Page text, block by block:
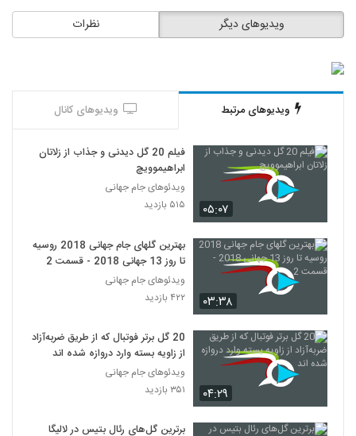
نظرات ویدیوهای دیگر
ویدیوهای مرتبط ویدیوهای کانال
۰۵:۰۷
فیلم 20 گل دیدنی و جذاب از زلاتان
ابراهیموویچ
ویدئوهای جام جهانی
۵۱۵ بازدید
۰۳:۳۸
بهترین گلهای جام جهانی 2018 روسیه
تا روز 13 جهانی 2018 - قسمت 2
ویدئوهای جام جهانی
۴۲۲ بازدید
۰۴:۲۹
20 گل برتر فوتبال که از طریق ضربه‌آزاد
از زاویه بسته وارد دروازه شده اند
ویدئوهای جام جهانی
۳۵۱ بازدید
برترین گل‌های رئال بتیس در لالیگا